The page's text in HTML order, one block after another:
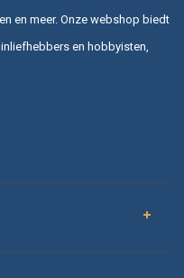
en meer. Onze webshop biedt
en hobbyisten,